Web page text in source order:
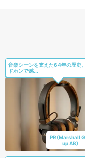
音楽シーンを支えた64年の歴史
ドホンで感...
PR(Marshall
up AB)